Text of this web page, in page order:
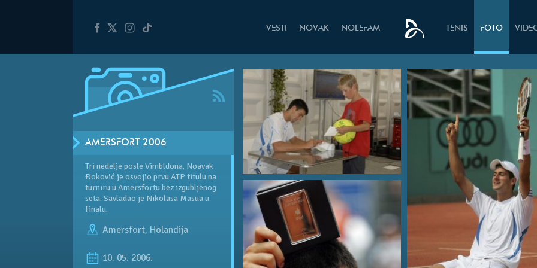
VESTI NOVAK NOLEFAM TENIS FOTO
AMERSFORT 2006
Tri nedelje posle Vimbldona, Noavak
Đoković je osvojio prvu ATP titulu na
turniru u Amersfortu bez izgubljenog
seta. Savladao je Nikolasa Masua u
finalu.
Amersfort, Holandija
10. 05. 2006.